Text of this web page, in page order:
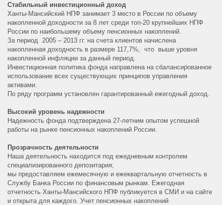
Стабильный инвестиционный доход
Ханты-Мансийский НПФ занимает 3 место в России по объему
накопленной доходности за 8 лет среди топ-20 крупнейших НПФ
России по наибольшему объему пенсионных накоплений.
За период 2005 – 2013 гг. на счета клиентов начислена
накопленная доходность в размере 117,7%, что выше уровня
накопленной инфляции за данный период.
Инвестиционная политика фонда направлена на сбалансированное
использование всех существующих принципов управления
активами.
По ряду программ установлен гарантированный ежегодный доход.
Высокий уровень надежности
Надежность фонда подтверждена 27-летним опытом успешной
работы на рынке пенсионных накоплений России.
Прозрачность деятельности
Наша деятельность находится под ежедневным контролем
специализированного депозитария;
мы предоставляем ежемесячную и ежеквартальную отчетность в
Службу Банка России по финансовым рынкам. Ежегодная
отчетность Ханты-Мансийского НПФ публикуется в СМИ и на сайте
и открыта для каждого. Учет пенсионных накоплений